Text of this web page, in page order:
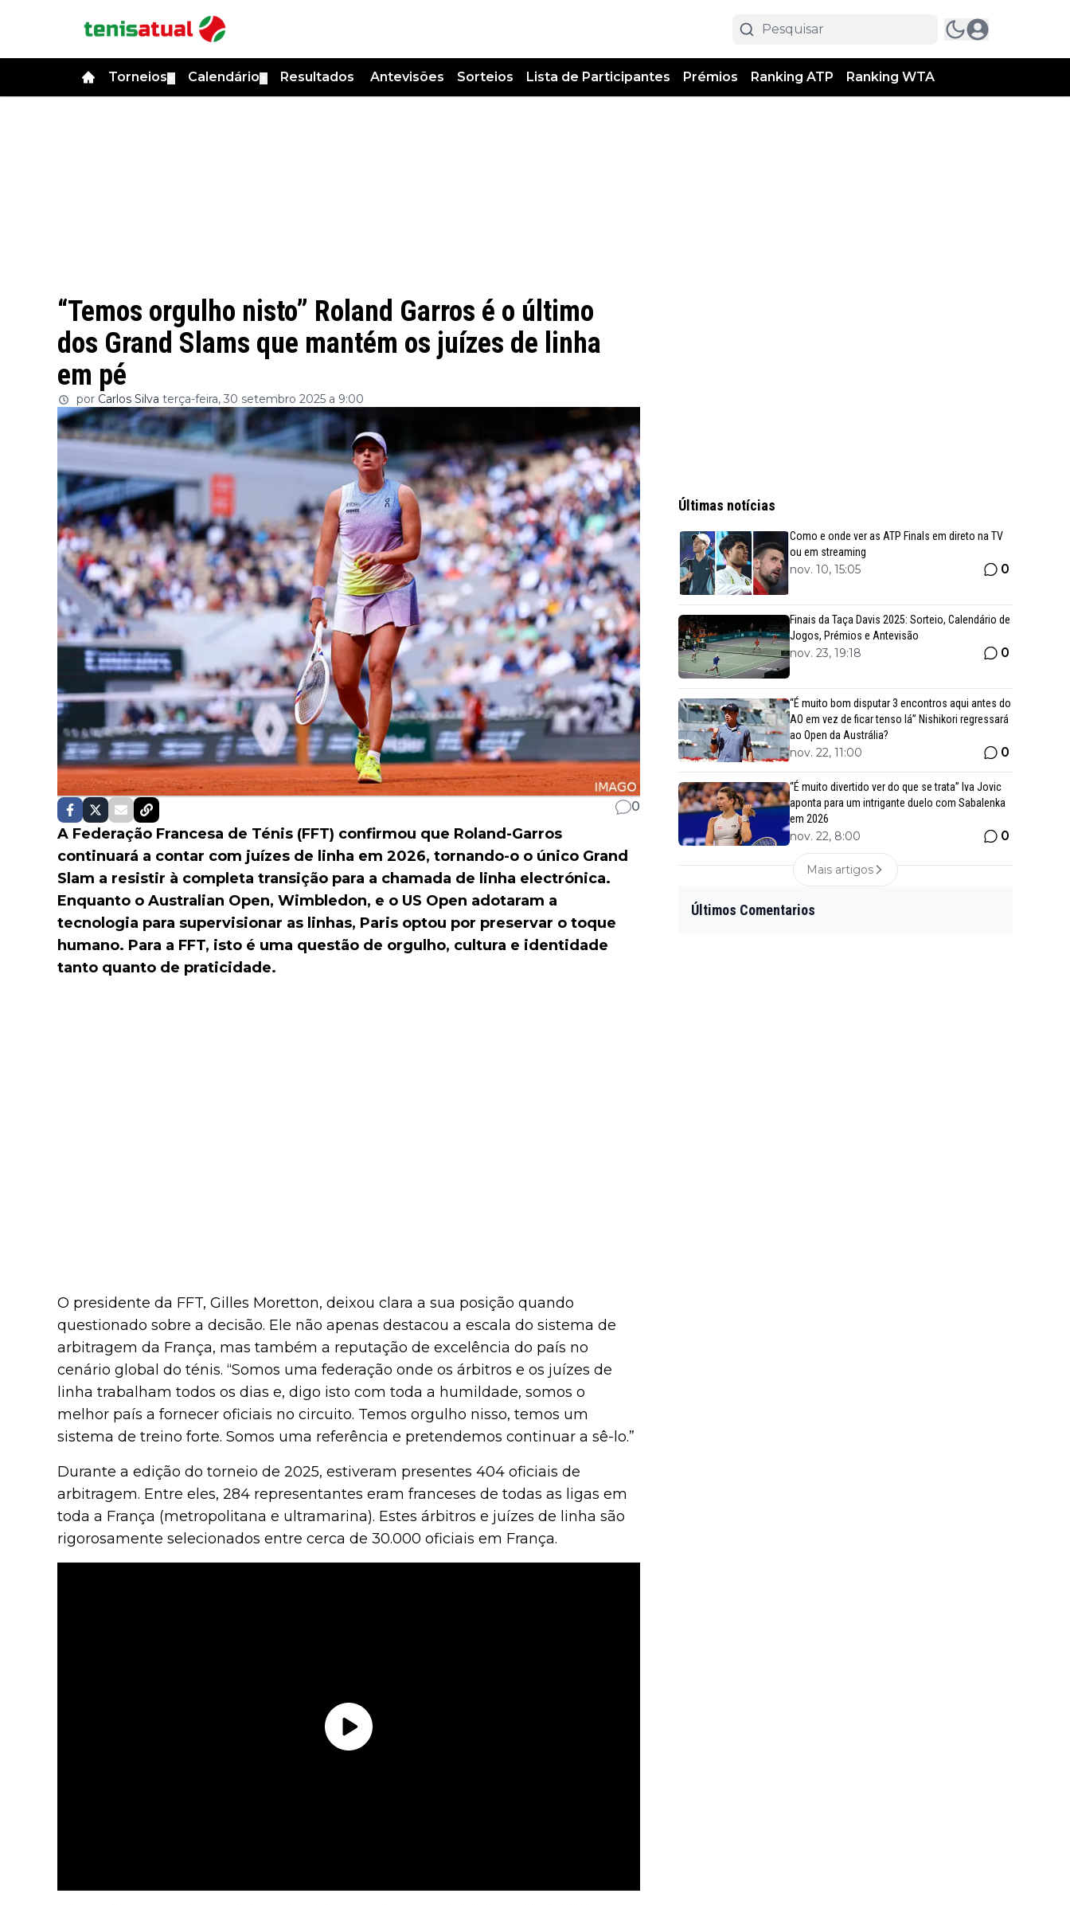
Torneios Calendário Resultados Antevisões Sorteios Lista de Participantes Prémios Ranking ATP Ranking WTA
“Temos orgulho nisto” Roland Garros é o último
dos Grand Slams que mantém os juízes de linha
em pé
por Carlos Silva terça-feira, 30 setembro 2025 a 9:00
0
A Federação Francesa de Ténis (FFT) confirmou que Roland-Garros
continuará a contar com juízes de linha em 2026, tornando-o o único Grand
Slam a resistir à completa transição para a chamada de linha electrónica.
Enquanto o Australian Open, Wimbledon, e o US Open adotaram a
tecnologia para supervisionar as linhas, Paris optou por preservar o toque
humano. Para a FFT, isto é uma questão de orgulho, cultura e identidade
tanto quanto de praticidade.
O presidente da FFT, Gilles Moretton, deixou clara a sua posição quando
questionado sobre a decisão. Ele não apenas destacou a escala do sistema de
arbitragem da França, mas também a reputação de excelência do país no
cenário global do ténis. “Somos uma federação onde os árbitros e os juízes de
linha trabalham todos os dias e, digo isto com toda a humildade, somos o
melhor país a fornecer oficiais no circuito. Temos orgulho nisso, temos um
sistema de treino forte. Somos uma referência e pretendemos continuar a sê-lo.”
Durante a edição do torneio de 2025, estiveram presentes 404 oficiais de
arbitragem. Entre eles, 284 representantes eram franceses de todas as ligas em
toda a França (metropolitana e ultramarina). Estes árbitros e juízes de linha são
rigorosamente selecionados entre cerca de 30.000 oficiais em França.
Últimas notícias
Como e onde ver as ATP Finals em direto na TV
ou em streaming
nov. 10, 15:05 0
Finais da Taça Davis 2025: Sorteio, Calendário de
Jogos, Prémios e Antevisão
nov. 23, 19:18 0
“É muito bom disputar 3 encontros aqui antes do
AO em vez de ficar tenso lá” Nishikori regressará
ao Open da Austrália?
nov. 22, 11:00 0
“É muito divertido ver do que se trata” Iva Jovic
aponta para um intrigante duelo com Sabalenka
em 2026
nov. 22, 8:00 0
Mais artigos
Últimos Comentarios